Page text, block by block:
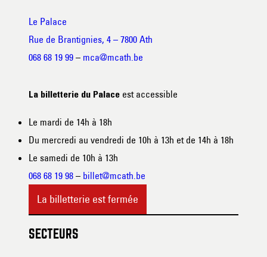
Le Palace
Rue de Brantignies, 4 – 7800 Ath
068 68 19 99 – mca@mcath.be
La billetterie du Palace est accessible
Le mardi de 14h à 18h
Du mercredi au vendredi de 10h à 13h et de 14h à 18h
Le samedi de 10h à 13h
068 68 19 98 – billet@mcath.be
La billetterie est fermée
SECTEURS